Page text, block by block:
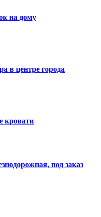
на дому
в центре города
кровати
под заказ